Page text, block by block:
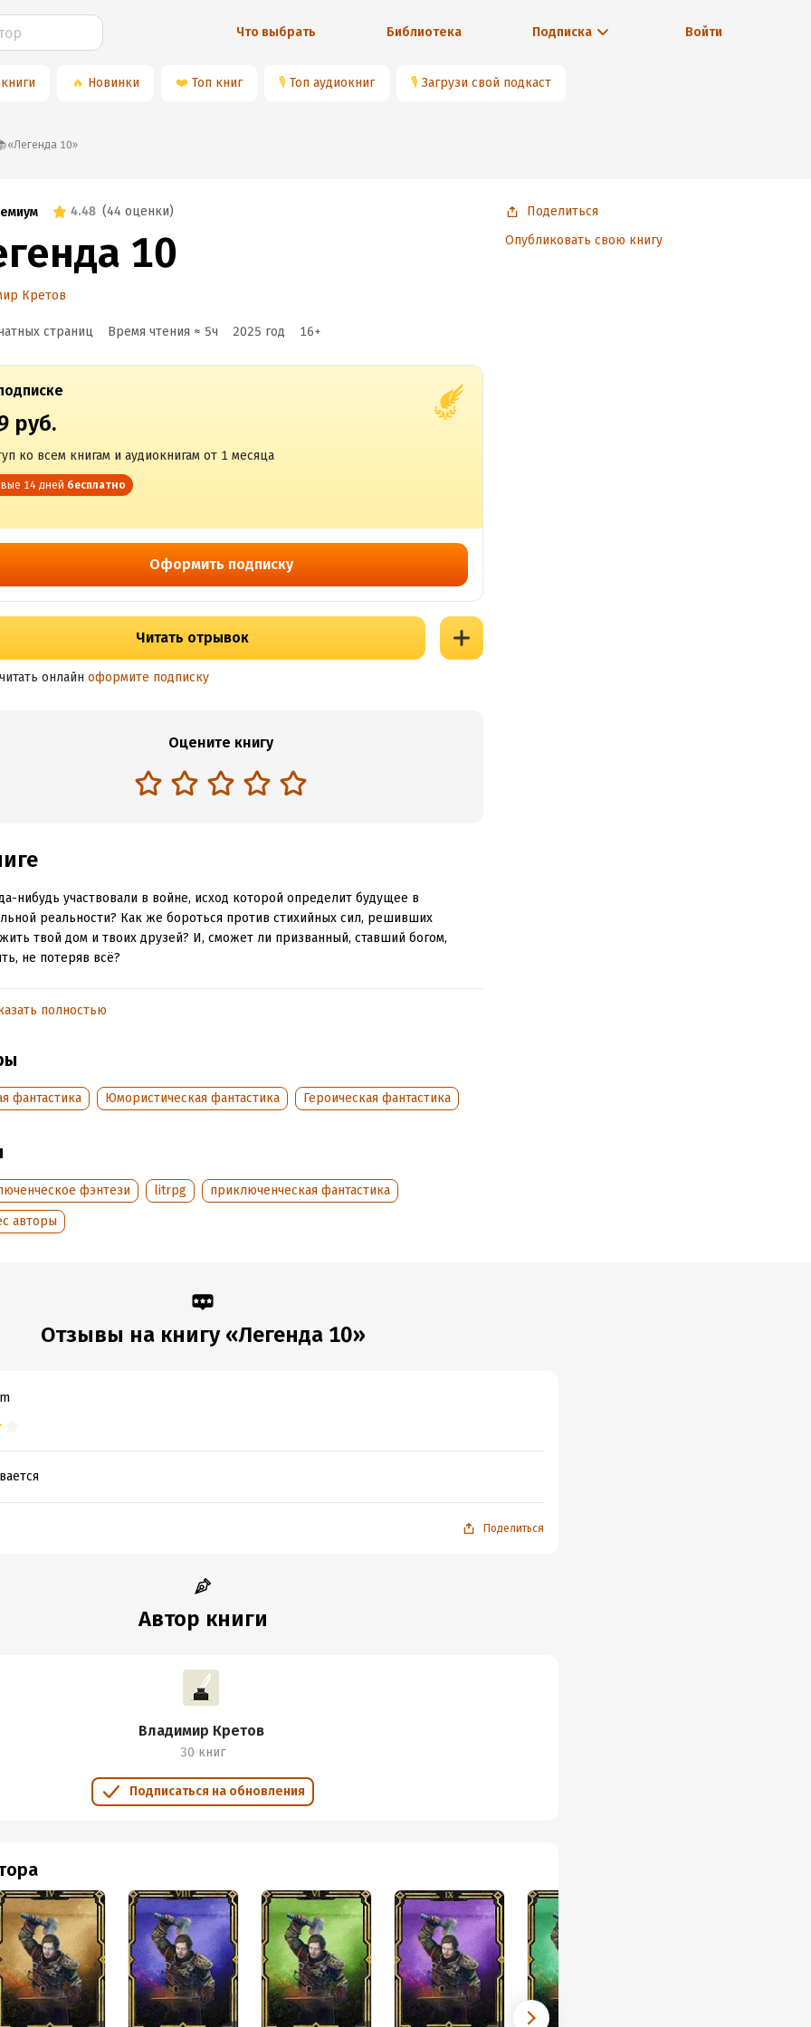
Что выбрать Библиотека Подписка Войти
🔥 Новинки ❤️ Топ книг 🎙 Топ аудиокниг 🎙 Загрузи свой подкаст
📚«Легенда 10»
4.48 (44 оценки)
10
Кретов
страниц Время чтения ≈ 5ч 2025 год 16+
руб.
ко всем книгам и аудиокнигам от 1 месяца
14 дней бесплатно
Оформить подписку
Читать отрывок
онлайн оформите подписку
Оцените книгу
нибудь участвовали в войне, исход которой определит будущее в
реальности? Как же бороться против стихийных сил, решивших
твой дом и твоих друзей? И, сможет ли призванный, ставший богом,
не потеряв всё?
информация
307300
2025
6 декабря 2024
полностью
фантастика Юмористическая фантастика Героическая фантастика
фэнтези litrpg
приключенческая фантастика
авторы
Поделиться
Опубликовать свою книгу
Отзывы на книгу «Легенда 10»
Поделиться
Автор книги
Владимир Кретов
30 книг
Подписаться на обновления